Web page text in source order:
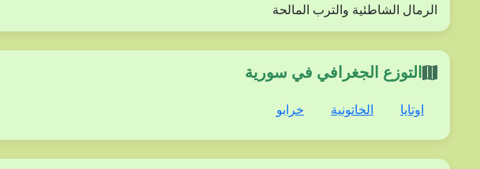
الرمال الشاطئية والترب المالحة
التوزع الجغرافي في سورية
اوتايا الخاتونية خرابو